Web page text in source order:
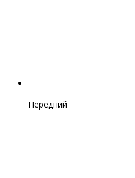
Передний